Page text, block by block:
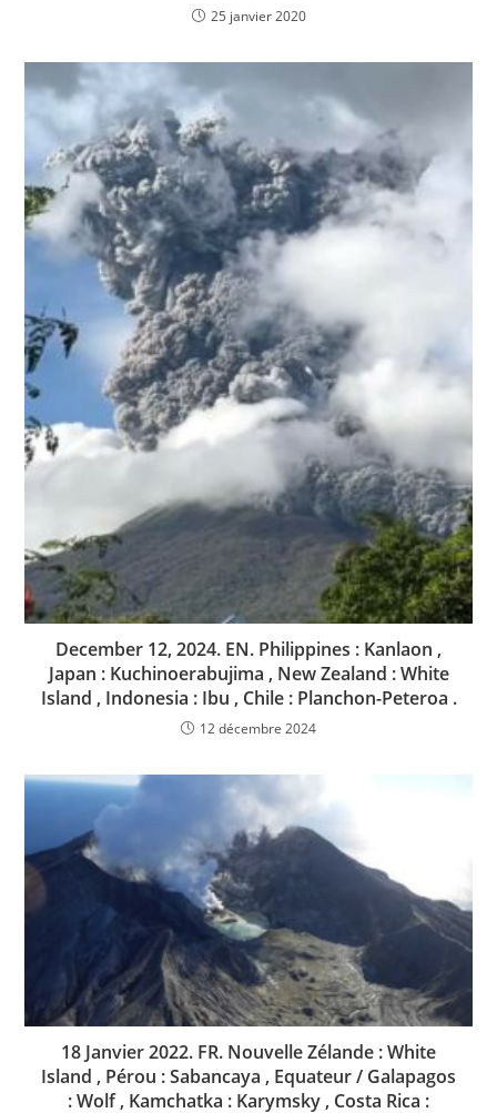
25 janvier 2020
December 12, 2024. EN. Philippines : Kanlaon ,
Japan : Kuchinoerabujima , New Zealand : White
Island , Indonesia : Ibu , Chile : Planchon-Peteroa .
12 décembre 2024
18 Janvier 2022. FR. Nouvelle Zélande : White
Island , Pérou : Sabancaya , Equateur / Galapagos
: Wolf , Kamchatka : Karymsky , Costa Rica :